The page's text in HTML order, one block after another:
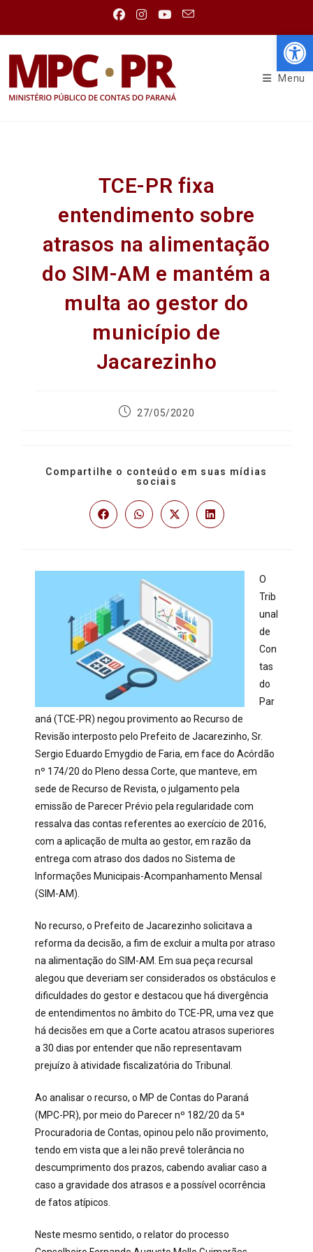
Menu
TCE-PR fixa
entendimento sobre
atrasos na alimentação
do SIM-AM e mantém a
multa ao gestor do
município de
Jacarezinho
27/05/2020
Compartilhe o conteúdo em suas mídias
sociais
O
Trib
unal
de
Con
tas
do
Par
aná (TCE-PR) negou provimento ao Recurso de
Revisão interposto pelo Prefeito de Jacarezinho, Sr.
Sergio Eduardo Emygdio de Faria, em face do Acórdão
nº 174/20 do Pleno dessa Corte, que manteve, em
sede de Recurso de Revista, o julgamento pela
emissão de Parecer Prévio pela regularidade com
ressalva das contas referentes ao exercício de 2016,
com a aplicação de multa ao gestor, em razão da
entrega com atraso dos dados no Sistema de
Informações Municipais-Acompanhamento Mensal
(SIM-AM).
No recurso, o Prefeito de Jacarezinho solicitava a
reforma da decisão, a fim de excluir a multa por atraso
na alimentação do SIM-AM. Em sua peça recursal
alegou que deveriam ser considerados os obstáculos e
dificuldades do gestor e destacou que há divergência
de entendimentos no âmbito do TCE-PR, uma vez que
há decisões em que a Corte acatou atrasos superiores
a 30 dias por entender que não representavam
prejuízo à atividade fiscalizatória do Tribunal.
Ao analisar o recurso, o MP de Contas do Paraná
(MPC-PR), por meio do Parecer nº 182/20 da 5ª
Procuradoria de Contas, opinou pelo não provimento,
tendo em vista que a lei não prevê tolerância no
descumprimento dos prazos, cabendo avaliar caso a
caso a gravidade dos atrasos e a possível ocorrência
de fatos atípicos.
Neste mesmo sentido, o relator do processo